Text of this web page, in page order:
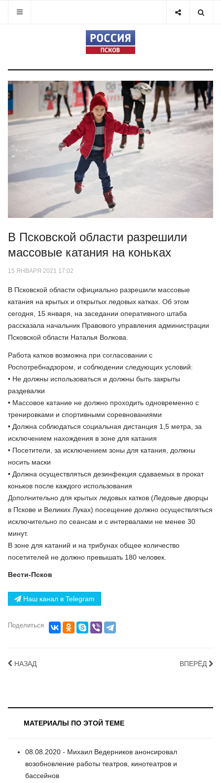
В Псковской области разрешили
массовые катания на коньках
15 ЯНВАРЯ 2021 17:02
В Псковской области официально разрешили массовые
катания на крытых и открытых ледовых катках. Об этом
сегодня, 15 января, на заседании оперативного штаба
рассказала начальник Правового управления администрации
Псковской области Наталья Волкова.
Работа катков возможна при согласовании с
Роспотребнадзором, и соблюдении следующих условий:
• Не должны использоваться и должны быть закрыты
раздевалки
• Массовое катание не должно проходить одновременно с
тренировками и спортивными соревнованиями
• Должна соблюдаться социальная дистанция 1,5 метра, за
исключением нахождения в зоне для катания
• Посетители, за исключением зоны для катания, должны
носить маски
• Должна осуществляться дезинфекция сдаваемых в прокат
коньков после каждого использования
Дополнительно для крытых ледовых катков (Ледовые дворцы
в Пскове и Великих Луках) посещение должно осуществляться
исключительно по сеансам и с интервалами не менее 30
минут.
В зоне для катаний и на трибунах общее количество
посетителей не должно превышать 180 человек.
Вести-Псков
Наш канал в Telegram
Поделиться
НАЗАД ВПЕРЁД
МАТЕРИАЛЫ ПО ЭТОЙ ТЕМЕ
08.08.2020 - Михаил Ведерников анонсировал
возобновление работы театров, кинотеатров и
бассейнов